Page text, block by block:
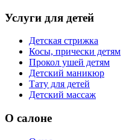
Услуги для детей
Детская стрижка
Косы, прически детям
Прокол ушей детям
Детский маникюр
Тату для детей
Детский массаж
О салоне